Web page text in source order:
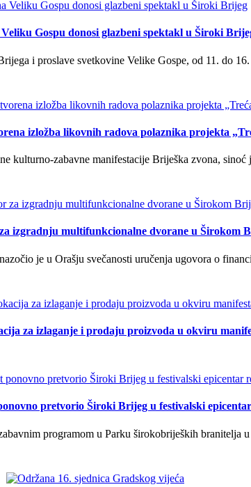
Gospu donosi glazbeni spektakl u Široki
i proslave svetkovine Velike Gospe, od 11. do
izložba likovnih radova polaznika projekta
kulturno-zabavne manifestacije Briješka zvona,
izgradnju multifunkcionalne dvorane u Širokom
je u Orašju svečanosti uručenja ugovora o
za izlaganje i prodaju proizvoda u okviru
pretvorio Široki Brijeg u festivalski
programom u Parku širokobrijeških branitelja